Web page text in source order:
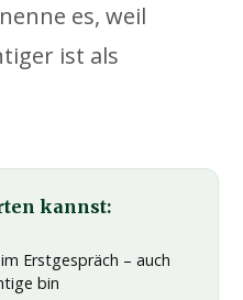
es, weil
ist als
kannst:
Erstgespräch – auch
bin